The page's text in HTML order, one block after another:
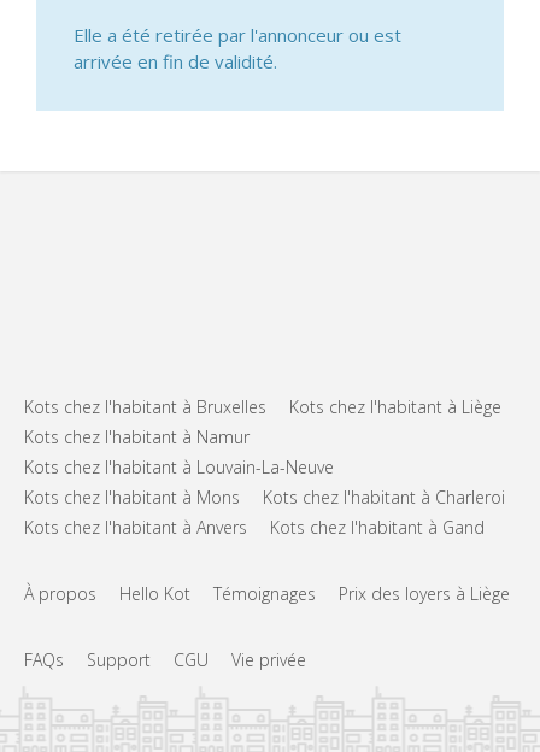
Elle a été retirée par l'annonceur ou est
arrivée en fin de validité.
Kots chez l'habitant à Bruxelles
Kots chez l'habitant à Liège
Kots chez l'habitant à Namur
Kots chez l'habitant à Louvain-La-Neuve
Kots chez l'habitant à Mons
Kots chez l'habitant à Charleroi
Kots chez l'habitant à Anvers
Kots chez l'habitant à Gand
À propos Hello Kot Témoignages Prix des loyers à Liège
FAQs Support CGU Vie privée